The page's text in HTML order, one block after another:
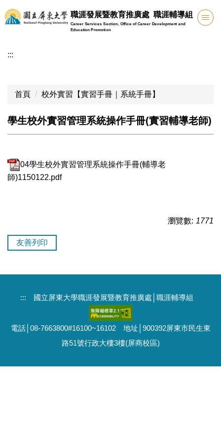
跳
到
內
職涯發展暨教育推廣處 職涯輔導組
Career Services Section, Office of Career Development and
Education Promotion
:::
首頁 校外實習【實習手冊｜系統手冊】
學生校外實習管理系統操作手冊(實習輔導老師)
04學生校外實習管理系統操作手冊(輔導老
師)1150122.pdf
瀏覽數: 1771
友善列印
::: 國立屏東大學職涯發展暨教育推廣處│職涯輔導組
電話│08-7663800#16100~16102 地址│900392屏東市民生東
路51號行政大樓3樓(屏商校區)